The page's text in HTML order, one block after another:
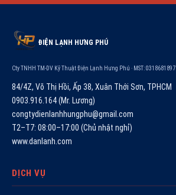
ĐIỆN LẠNH HƯNG PHÚ
Cty TNHH TM-DV Kỹ Thuật Điện Lạnh Hưng Phú · MST: 0318681897
84/4Z, Võ Thị Hồi, Ấp 38, Xuân Thới Sơn, TPHCM
0903.916.164 (Mr. Lương)
congtydienlanhhungphu@gmail.com
T2–T7: 08:00–17:00 (Chủ nhật nghỉ)
www.danlanh.com
DỊCH VỤ